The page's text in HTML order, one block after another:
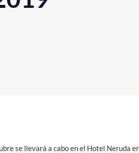
se llevará a cabo en el Hotel Neruda